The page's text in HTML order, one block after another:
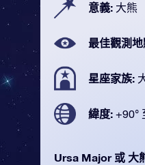
意義: 大熊
最佳觀測
星座家族:
緯度: +90°
Ursa Major 或 大